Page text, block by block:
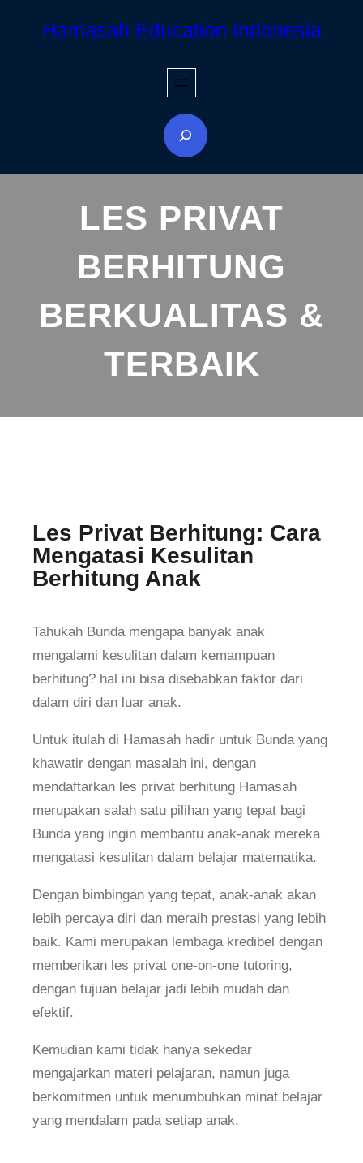
Hamasah Education Indonesia
LES PRIVAT
BERHITUNG
BERKUALITAS &
TERBAIK
Les Privat Berhitung: Cara
Mengatasi Kesulitan
Berhitung Anak
Tahukah Bunda mengapa banyak anak
mengalami kesulitan dalam kemampuan
berhitung? hal ini bisa disebabkan faktor dari
dalam diri dan luar anak.
Untuk itulah di Hamasah hadir untuk Bunda yang
khawatir dengan masalah ini, dengan
mendaftarkan les privat berhitung Hamasah
merupakan salah satu pilihan yang tepat bagi
Bunda yang ingin membantu anak-anak mereka
mengatasi kesulitan dalam belajar matematika.
Dengan bimbingan yang tepat, anak-anak akan
lebih percaya diri dan meraih prestasi yang lebih
baik. Kami merupakan lembaga kredibel dengan
memberikan les privat one-on-one tutoring,
dengan tujuan belajar jadi lebih mudah dan
efektif.
Kemudian kami tidak hanya sekedar
mengajarkan materi pelajaran, namun juga
berkomitmen untuk menumbuhkan minat belajar
yang mendalam pada setiap anak.